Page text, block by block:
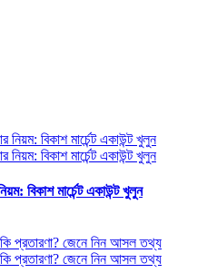
বিকাশ মার্চেন্ট একাউন্ট খুলুন